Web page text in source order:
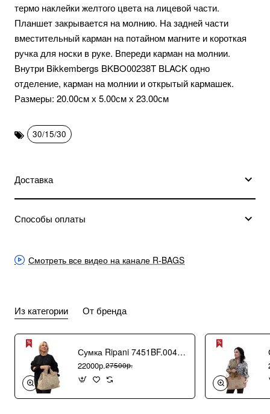
термо наклейки желтого цвета на лицевой части.
Планшет закрывается на молнию. На задней части
вместительный карман на потайном магните и короткая
ручка для носки в руке. Впереди карман на молнии.
Внутри Bikkembergs BKBO00238T BLACK одно
отделение, карман на молнии и открытый кармашек.
Размеры: 20.00см х 5.00см х 23.00см
30/15/30
Доставка
Способы оплаты
Смотреть все видео на канале R-BAGS
Из категории От бренда
Сумка Ripani 7451BF.00406 Ecru/Sabbia
22000р.27500р.